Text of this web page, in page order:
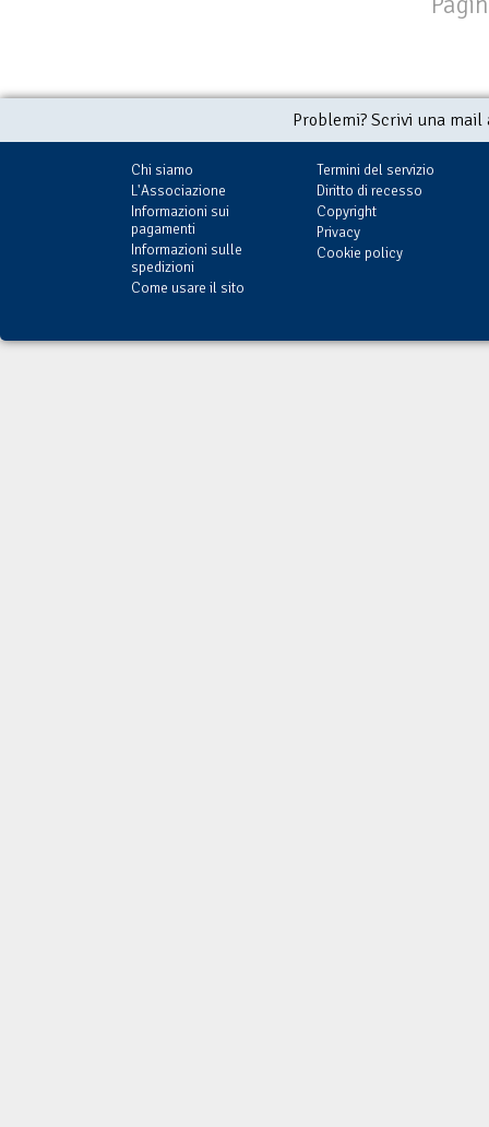
Problemi? Scrivi una
Chi siamo
L'Associazione
Informazioni sui
pagamenti
Informazioni sulle
spedizioni
Come usare il sito
Termini del servizio
Diritto di recesso
Copyright
Privacy
Cookie policy